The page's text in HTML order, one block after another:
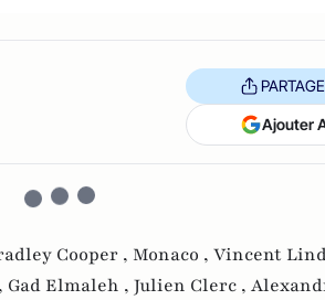
Ajouter
Cooper , Monaco , Vincent
Gad Elmaleh , Julien Clerc ,